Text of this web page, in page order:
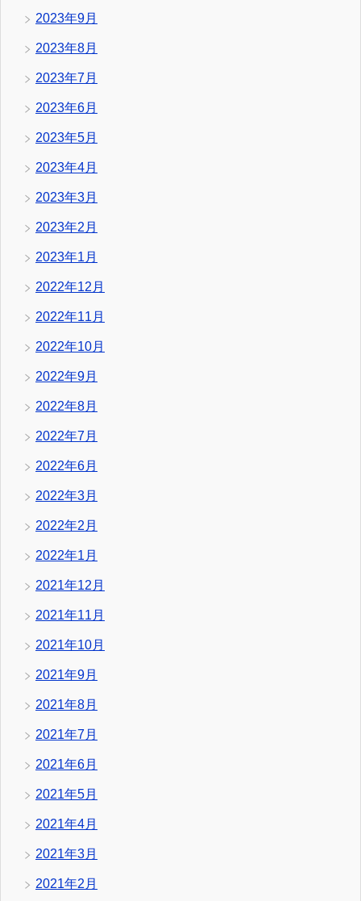
2023年9月
2023年8月
2023年7月
2023年6月
2023年5月
2023年4月
2023年3月
2023年2月
2023年1月
2022年12月
2022年11月
2022年10月
2022年9月
2022年8月
2022年7月
2022年6月
2022年3月
2022年2月
2022年1月
2021年12月
2021年11月
2021年10月
2021年9月
2021年8月
2021年7月
2021年6月
2021年5月
2021年4月
2021年3月
2021年2月